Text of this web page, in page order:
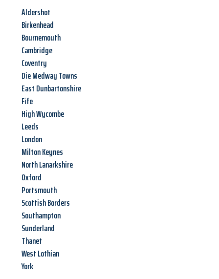
Aldershot
Birkenhead
Bournemouth
Cambridge
Coventry
Die Medway Towns
East Dunbartonshire
Fife
High Wycombe
Leeds
London
Milton Keynes
North Lanarkshire
Oxford
Portsmouth
Scottish Borders
Southampton
Sunderland
Thanet
West Lothian
York